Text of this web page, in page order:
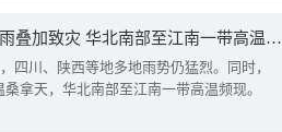
四川陕西等地需警惕降雨叠加致灾 华北南部至江南一带高温频现
四川、陕西等地多地雨势仍猛烈。同时，
拿天，华北南部至江南一带高温频现。